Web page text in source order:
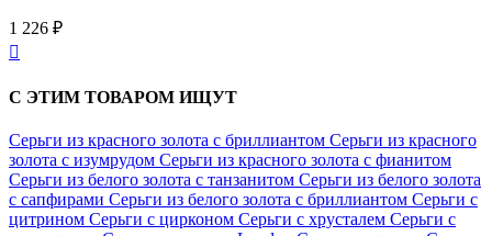
1 226 ₽

С ЭТИМ ТОВАРОМ ИЩУТ
Серьги из красного золота с бриллиантом Серьги из красного
золота с изумрудом Серьги из красного золота с фианитом
Серьги из белого золота с танзанитом Серьги из белого золота
с сапфирами Серьги из белого золота с бриллиантом Серьги с
цитрином Серьги с цирконом Серьги с хрусталем Серьги с